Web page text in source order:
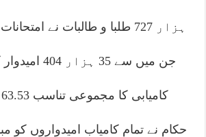
ہزار 727 طلبا و طالبات نے
جن میں سے 35
حکام نے تمام کامیاب امیدواروں کو